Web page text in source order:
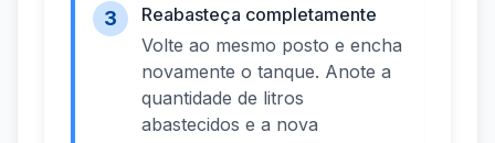
3
Reabasteça completamente
Volte ao mesmo posto e encha
novamente o tanque. Anote a
quantidade de litros
abastecidos e a nova